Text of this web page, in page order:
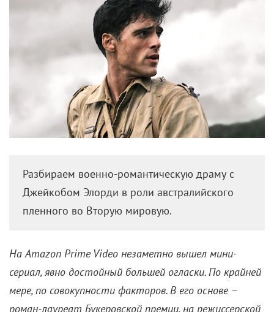
Разбираем военно-романтическую драму с
Джейкобом Элорди в роли австралийского
пленного во Вторую мировую.
На Amazon Prime Video незаметно вышел мини-
сериал, явно достойный большей огласки. По крайней
мере, по совокупности факторов. В его основе –
роман-лауреат Букеровской премии, на режиссерской